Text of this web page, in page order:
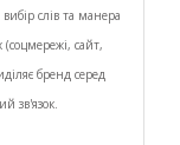
слів та манера
(соцмережі, сайт,
бренд серед
зв'язок.